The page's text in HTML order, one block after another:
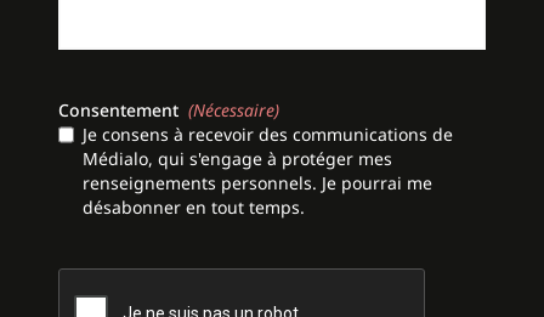
Consentement (Nécessaire)
Je consens à recevoir des communications de
Médialo, qui s'engage à protéger mes
renseignements personnels. Je pourrai me
désabonner en tout temps.